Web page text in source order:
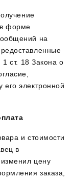
форме
на
1 ст. 18 Закона о
электронной
и стоимости
в
цену
заказа,